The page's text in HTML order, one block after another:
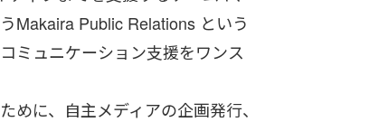
Makaira Public Relations という
ミュニケーション支援をワンス
に、自主メディアの企画発行、